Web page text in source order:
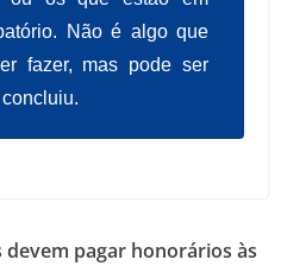
Não é algo que
fazer, mas pode ser
concluiu.
devem pagar honorários às